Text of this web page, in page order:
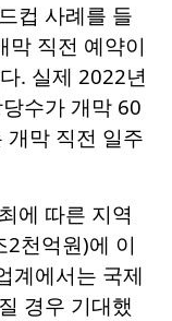
컵 사례를 들
막 직전 예약이
. 실제 2022년
수가 개막 60
개막 직전 일주
에 따른 지역
천억원)에 이
계에서는 국제
경우 기대했